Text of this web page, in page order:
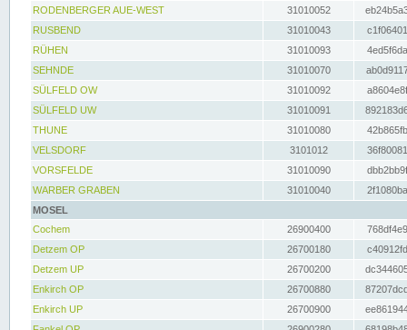
RODENBERGER AUE-WEST
31010052
RUSBEND
31010043
RÜHEN
31010093
SEHNDE
31010070
SÜLFELD OW
31010092
SÜLFELD UW
31010091
THUNE
31010080
VELSDORF
3101012
VORSFELDE
31010090
WARBER GRABEN
31010040
MOSEL
Cochem
26900400
Detzem OP
26700180
Detzem UP
26700200
Enkirch OP
26700880
Enkirch UP
26700900